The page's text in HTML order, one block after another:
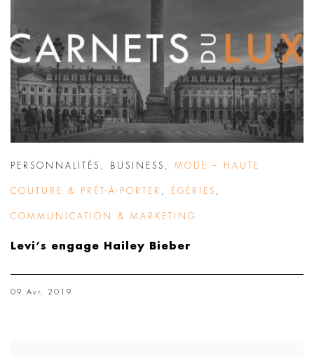
PERSONNALITÉS BUSINESS MODE – HAUTE
COUTURE & PRÊT-À-PORTER ÉGÉRIES
COMMUNICATION & MARKETING
Levi’s engage Hailey Bieber
09 Avr. 2019